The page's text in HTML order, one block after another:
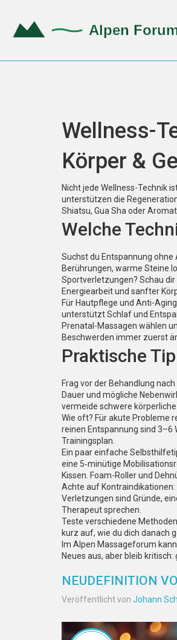
Wellness-
Körper &
Nicht jede Wellness-Technik
unterstützen die
Shiatsu, Gua Sha oder
Welche
Suchst du Entspannung
Berührungen, warme Steine
Sportverletzungen? Schau
Energiearbeit und sanfter
Für Hautpflege und Anti-
unterstützt Schlaf und
Prenatal-Massagen wählen
Beschwerden immer zuerst
Praktische
Frag vor der Behandlung
Dauer und mögliche
vermeide schwere körperliche
Wie oft? Für akute Probleme
reinen Entspannung sind 3–6
Trainingsplan.
Ein paar einfache
eine 5‑minütige
Kissen. Foam-Roller und
Achte auf
Verletzungen sind Gründe,
Therapeut sprechen.
Teste verschiedene
kurz auf, wie du dich danach
Im Alpen Massageforum
Neues aus, aber bleib
NEUDEFINITION
Veröffentlicht von Johann